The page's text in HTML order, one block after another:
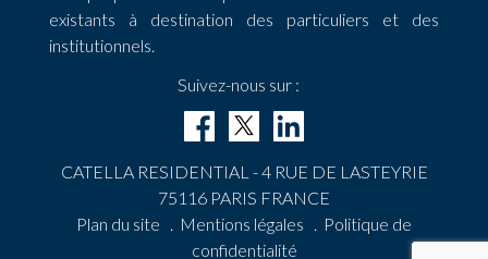
existants à destination des particuliers et des
institutionnels.
Suivez-nous sur :
CATELLA RESIDENTIAL - 4 RUE DE LASTEYRIE
75116 PARIS FRANCE
Plan du site . Mentions légales . Politique de
confidentialité